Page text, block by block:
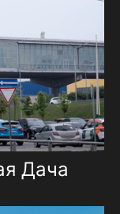
Дача